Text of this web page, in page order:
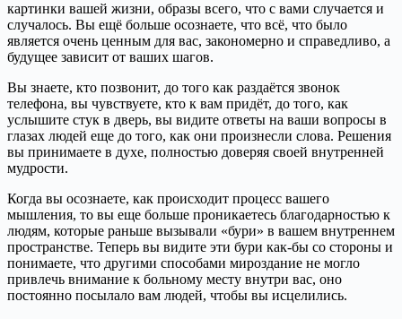
картинки вашей жизни, образы всего, что с вами случается и
случалось. Вы ещё больше осознаете, что всё, что было
является очень ценным для вас, закономерно и справедливо, а
будущее зависит от ваших шагов.
Вы знаете, кто позвонит, до того как раздаётся звонок
телефона, вы чувствуете, кто к вам придёт, до того, как
услышите стук в дверь, вы видите ответы на ваши вопросы в
глазах людей еще до того, как они произнесли слова. Решения
вы принимаете в духе, полностью доверяя своей внутренней
мудрости.
Когда вы осознаете, как происходит процесс вашего
мышления, то вы еще больше проникаетесь благодарностью к
людям, которые раньше вызывали «бури» в вашем внутреннем
пространстве. Теперь вы видите эти бури как-бы со стороны и
понимаете, что другими способами мироздание не могло
привлечь внимание к больному месту внутри вас, оно
постоянно посылало вам людей, чтобы вы исцелились.